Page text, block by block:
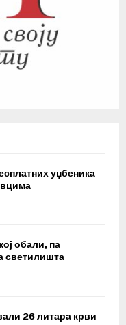
уџбеника
обали, па
светилишта
26 литара крви